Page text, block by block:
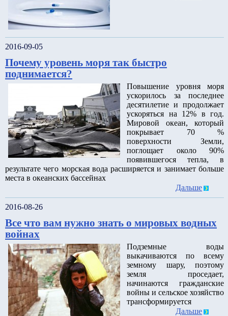
2016-09-05
Почему уровень моря так быстро
поднимается?
Повышение уровня моря
ускорилось за последнее
десятилетие и продолжает
ускоряться на 12% в год.
Мировой океан, который
покрывает 70 %
поверхности Земли,
поглощает около 90%
появившегося тепла, в
результате чего морская вода расширяется и занимает больше
места в океанских бассейнах
Дальше
2016-08-26
Все что вам нужно знать о мировых водных
войнах
Подземные воды
выкачиваются по всему
земному шару, поэтому
земля проседает,
начинаются гражданские
войны и сельское хозяйство
трансформируется
Дальше